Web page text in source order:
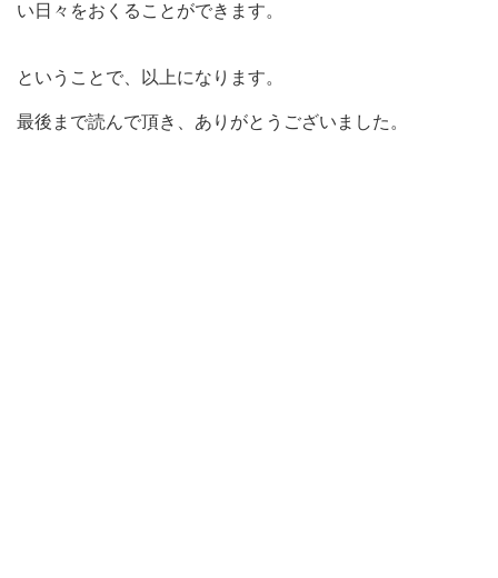
い日々をおくることができます。
ということで、以上になります。
最後まで読んで頂き、ありがとうございました。